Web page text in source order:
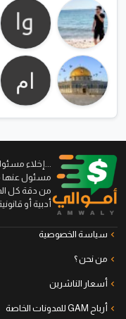
...إخلاء
مسئول عنها
من دقة كل
أدبية أو
سياسة الخصوصية
من نحن ؟
أسعار الناشرين
أرباح GAM للمدونات الخاصة